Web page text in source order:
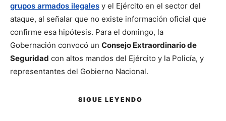
grupos armados ilegales y el Ejército en el sector del
ataque, al señalar que no existe información oficial que
confirme esa hipótesis. Para el domingo, la
Gobernación convocó un Consejo Extraordinario de
Seguridad con altos mandos del Ejército y la Policía, y
representantes del Gobierno Nacional.
SIGUE LEYENDO